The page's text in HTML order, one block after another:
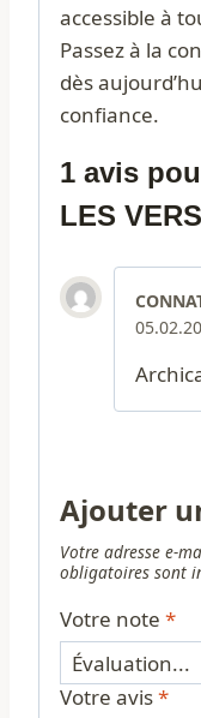
accessible à
Passez à la
dès
confiance.
1 avis
LES
Ajouter
Votre adresse e-
obligatoires sont
Votre note *
Votre avis*